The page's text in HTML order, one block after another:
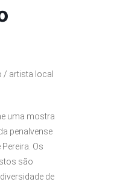
/ artista local
uma mostra
penalvense
Os
são
de